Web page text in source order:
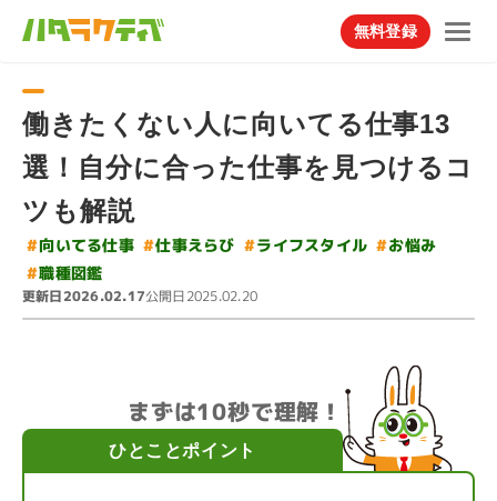
無料登録
働きたくない人に向いてる仕事13
選！自分に合った仕事を見つけるコ
ツも解説
#向いてる仕事 #仕事えらび #ライフスタイル #お悩み
#職種図鑑
更新日2026.02.17公開日2025.02.20
まずは10秒で理解！
ひとことポイント